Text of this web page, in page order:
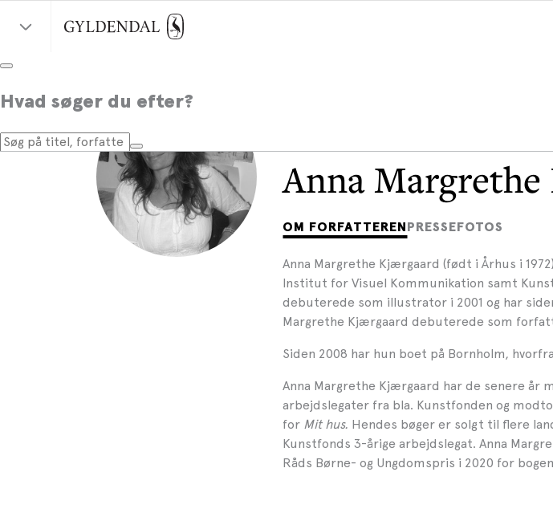
Hvad søger du efter?
Anna
OM FORFATTEREN PRESSEFOTOS
Anna Margrethe Kjærgaard (født i Århus i
Institut for Visuel Kommunikation samt
debuterede som illustrator i 2001 og har
Margrethe Kjærgaard debuterede som
Siden 2008 har hun boet på Bornholm,
Anna Margrethe Kjærgaard har de senere år
arbejdslegater fra bla. Kunstfonden og
for Mit hus. Hendes bøger er solgt til flere
Kunstfonds 3-årige arbejdslegat. Anna
Råds Børne- og Ungdomspris i 2020 for bogen